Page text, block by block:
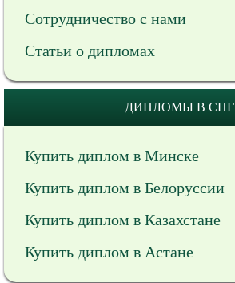
Сотрудничество с нами
Статьи о дипломах
ДИПЛОМЫ В СНГ
Купить диплом в Минске
Купить диплом в Белоруссии
Купить диплом в Казахстане
Купить диплом в Астане